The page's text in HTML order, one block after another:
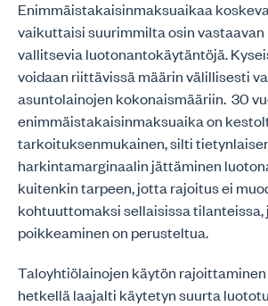
Enimmäistakaisinmaksuaikaa
vaikuttaisi suurimmilta osin
vallitsevia luotonantokäytäntöjä.
voidaan riittävissä määrin välillisesti
asuntolainojen kokonaismääriin. 30
enimmäistakaisinmaksuaika on
tarkoituksenmukainen, silti
harkintamarginaalin jättäminen
kuitenkin tarpeen, jotta rajoitus ei
kohtuuttomaksi sellaisissa tilanteissa,
poikkeaminen on perusteltua.
Taloyhtiölainojen käytön
hetkellä laajalti käytetyn suurta